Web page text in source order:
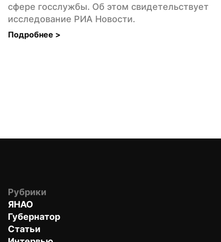
сфере госслужбы. Об этом свидетельствует
исследование РИА Новости.
Подробнее >
Рубрики
ЯНАО
Губернатор
Статьи